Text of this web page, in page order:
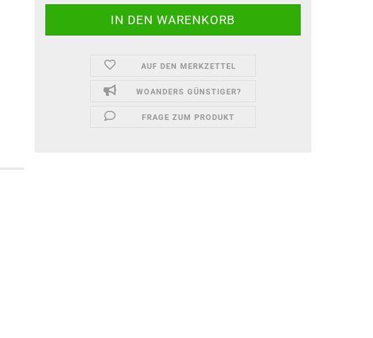
AUF DEN MERKZETTEL
WOANDERS GÜNSTIGER?
FRAGE ZUM PRODUKT